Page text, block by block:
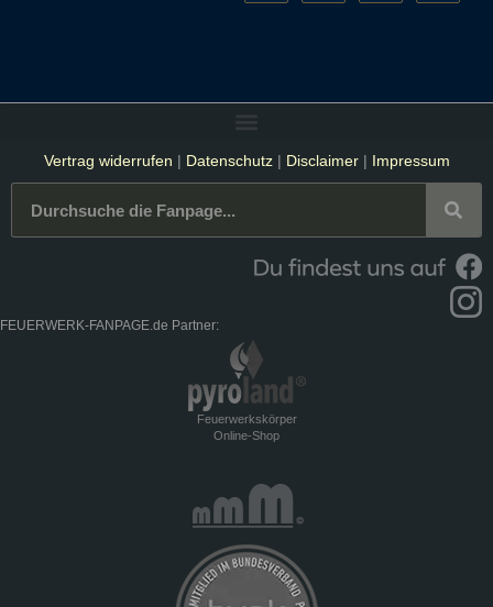
Vertrag widerrufen | Datenschutz| Disclaimer| Impressum
FEUERWERK-FANPAGE.de Partner:
Feuerwerkskörper
Online-Shop